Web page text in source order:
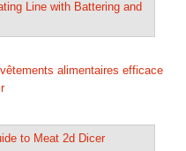
alimentaires efficace